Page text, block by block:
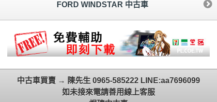
FORD WINDSTAR 中古車
中古車買賣 → 陳先生 0965-585222 LINE:aa7696099
如未接來電請善用線上客服